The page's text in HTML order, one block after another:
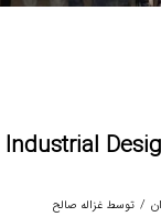
/ توسط غزاله صالح